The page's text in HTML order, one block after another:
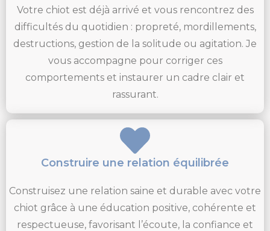
Votre chiot est déjà arrivé et vous rencontrez des
difficultés du quotidien : propreté, mordillements,
destructions, gestion de la solitude ou agitation. Je
vous accompagne pour corriger ces
comportements et instaurer un cadre clair et
rassurant.
Construire une relation équilibrée
Construisez une relation saine et durable avec votre
chiot grâce à une éducation positive, cohérente et
respectueuse, favorisant l’écoute, la confiance et